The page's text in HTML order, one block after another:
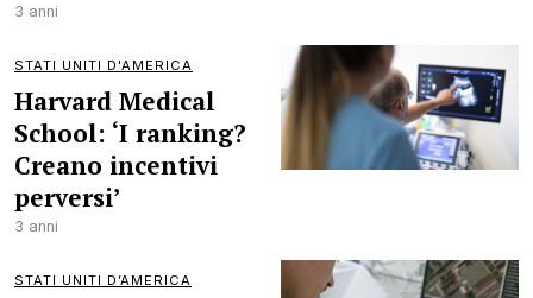
3 anni
STATI UNITI D'AMERICA
Harvard Medical
School: ‘I ranking?
Creano incentivi
perversi’
3 anni
STATI UNITI D’AMERICA